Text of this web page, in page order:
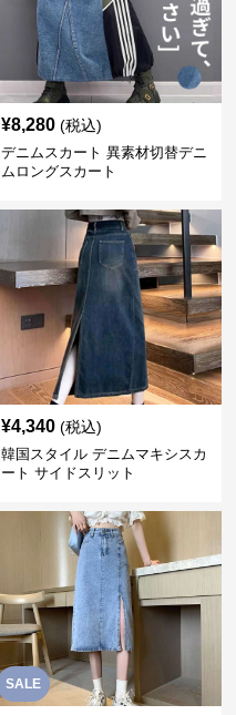
¥8,280 (税込)
デニムスカート 異素材切替デニ
ムロングスカート
¥4,340 (税込)
韓国スタイル デニムマキシスカ
ート サイドスリット
SALE